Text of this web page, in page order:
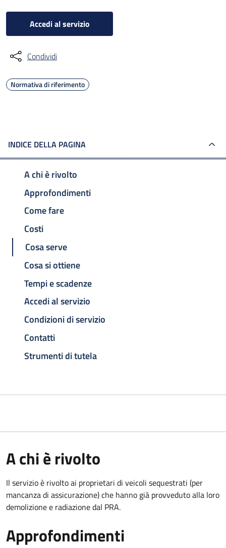
Accedi al servizio
Condividi
Normativa di riferimento
INDICE DELLA PAGINA
A chi è rivolto
Approfondimenti
Come fare
Costi
Cosa serve
Cosa si ottiene
Tempi e scadenze
Accedi al servizio
Condizioni di servizio
Contatti
Strumenti di tutela
A chi è rivolto
Il servizio è rivolto ai proprietari di veicoli sequestrati (per
mancanza di assicurazione) che hanno già provveduto alla loro
demolizione e radiazione dal PRA.
Approfondimenti